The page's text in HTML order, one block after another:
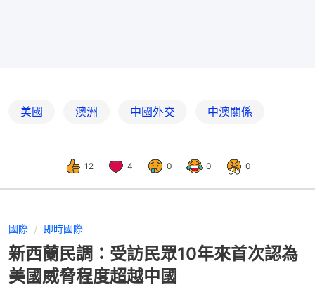
美國 澳洲 中國外交 中澳關係
12 4 0 0 0
國際 即時國際
新西蘭民調：受訪民眾10年來首次認為
美國威脅程度超越中國